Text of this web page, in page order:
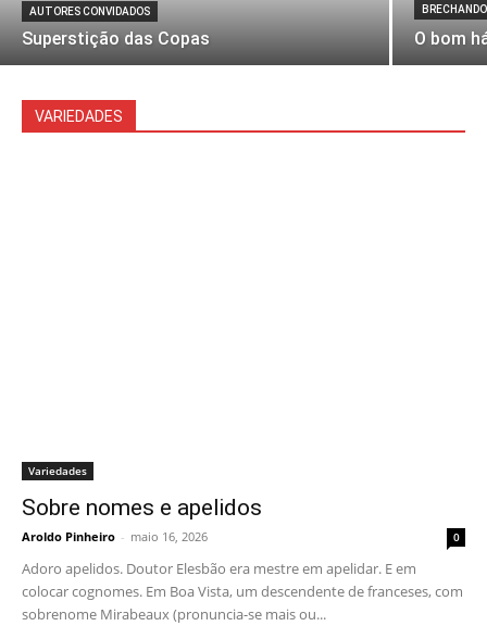
AUTORES CONVIDADOS
Superstição das Copas
BRECHANDO
O bom
VARIEDADES
Variedades
Sobre nomes e apelidos
Aroldo Pinheiro - maio 16, 2026 0
Adoro apelidos. Doutor Elesbão era mestre em apelidar. E em
colocar cognomes. Em Boa Vista, um descendente de franceses, com
sobrenome Mirabeaux (pronuncia-se mais ou...